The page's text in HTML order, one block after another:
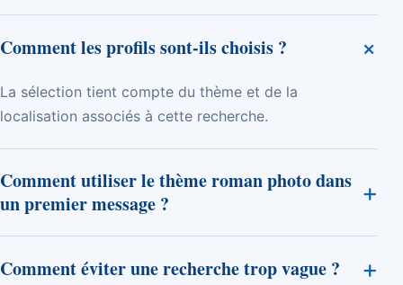
Comment les profils sont-ils choisis ? +
La sélection tient compte du thème et de la
localisation associés à cette recherche.
Comment utiliser le thème roman photo dans
un premier message ?
+
Comment éviter une recherche trop vague ? +